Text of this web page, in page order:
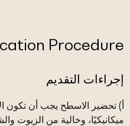
Procedure
إجراءات التقديم
أ) تحضير الاسطح يجب أن تكون
ميكانيكيًا، وخالية من الزيوت